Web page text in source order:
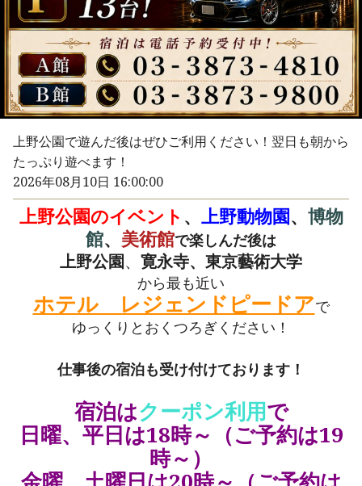
上野公園で遊んだ後はぜひご利用ください！翌日も朝から
たっぷり遊べます！
2026年08月10日 16:00:00
上野公園のイベント 、 上野動物園、 博物
館、 美術館で楽しんだ後は
上野公園、 寛永寺、東京藝術大学
から最も近い
ホテル レジェンドピードアで
ゆっくりとおくつろぎください！
仕事後の宿泊も受け付けております！
宿泊はクーポン利用で
日曜、平日は18時～（ご予約は19
時～）